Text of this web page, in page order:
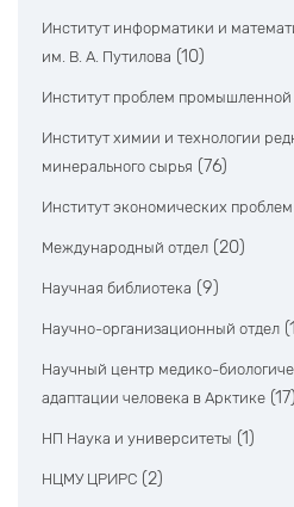
Институт информатики и
им. В. А. Путилова (10)
Институт проблем промышленной
Институт химии и технологии
минерального сырья (76)
Институт экономических проблем
Международный отдел (20)
Научная библиотека (9)
Научно-организационный отдел
Научный центр медико-
адаптации человека в Арктике (17)
НП Наука и университеты (1)
НЦМУ ЦРИРС (2)